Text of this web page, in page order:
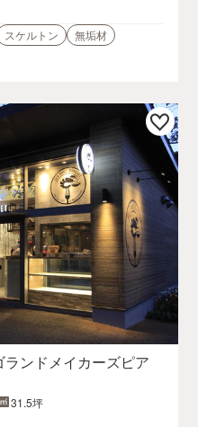
スケルトン
無垢材
ンドメイカーズピア
31.5坪